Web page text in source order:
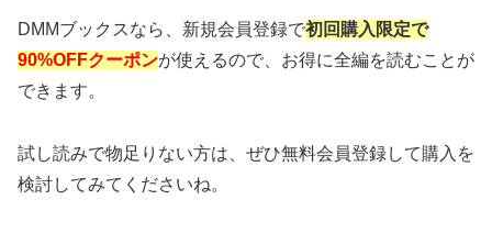
DMMブックスなら、新規会員登録で初回購入限定で
90%OFFクーポンが使えるので、お得に全編を読むことが
できます。
試し読みで物足りない方は、ぜひ無料会員登録して購入を
検討してみてくださいね。